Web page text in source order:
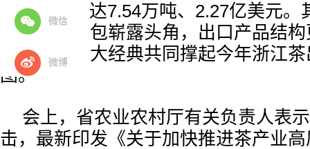
微信
微博
长超20%，达7.54万吨、2.27亿美元
茶与新式茶包崭露头角，出口产品结
茶、眉茶两大经典共同撑起今年浙江茶
图。
会上，省农业农村厅有关负责人表
击，最新印发《关于加快推进茶产业